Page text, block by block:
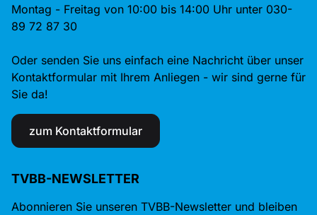
Montag - Freitag von 10:00 bis 14:00 Uhr unter 030-
89 72 87 30
Oder senden Sie uns einfach eine Nachricht über unser
Kontaktformular mit Ihrem Anliegen - wir sind gerne für
Sie da!
zum Kontaktformular
TVBB-NEWSLETTER
Abonnieren Sie unseren TVBB-Newsletter und bleiben